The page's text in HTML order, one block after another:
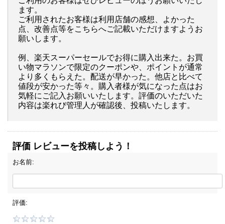
ます。
ご利用されたお客様は利用店舗の感想、よかった
点、改善点等をこちらへご記載いただけますようお
願いします。
例、楽天スーパーセールでお得に購入出来た。お買
い物マラソンで限定のクーポンや、ポイントが通常
より多くもらえた。配送が早かった。他店と比べて
値段が安かった等々。購入者様が気になった点はお
気軽にご記入お願いいたします。評価のいただいた
内容は楽れび管理人が確認後、投稿いたします。
評価 レビューを投稿しよう！
お名前:
評価: